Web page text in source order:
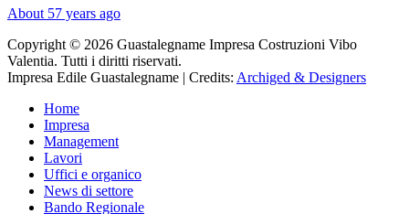
About 57 years ago
Copyright © 2026 Guastalegname Impresa Costruzioni Vibo
Valentia. Tutti i diritti riservati.
Impresa Edile Guastalegname | Credits: Archiged & Designers
Home
Impresa
Management
Lavori
Uffici e organico
News di settore
Bando Regionale